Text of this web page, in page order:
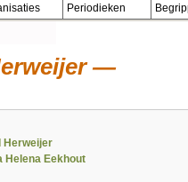
Periodieken
Herweijer
Helena Eekhout